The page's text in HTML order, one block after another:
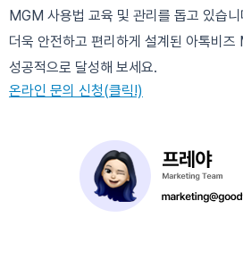
MGM 사용법 교육 및 관리를 돕고 있습니
더욱 안전하고 편리하게 설계된 아톡비
성공적으로 달성해 보세요.
온라인 문의 신청(클릭!)